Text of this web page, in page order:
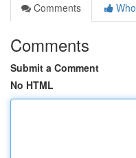
Comments
Comments
Submit a Comment
No HTML